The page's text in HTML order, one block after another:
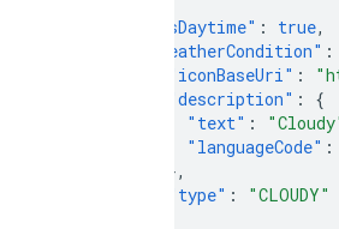
"isDaytime" : true,
"weatherCondition" :
"iconBaseUri" :
"description" :
{
"text" :
"languageCode" :
},
"type" :
"CLOUDY"